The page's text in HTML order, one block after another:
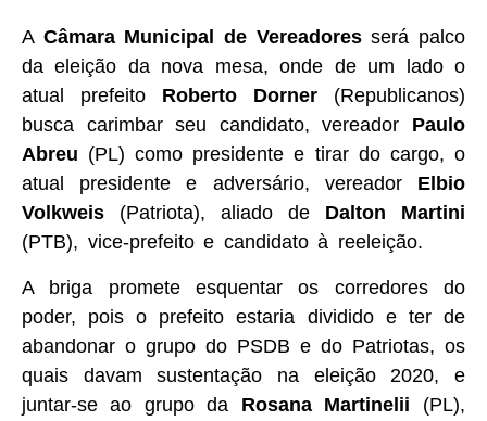
A Câmara Municipal de Vereadoresserá palco
da eleição da nova mesa, onde de um lado o
atual prefeito Roberto Dorner (Republicanos)
busca carimbar seu candidato, vereador Paulo
Abreu (PL) como presidente e tirar do cargo, o
atual presidente e adversário, vereador Elbio
Volkweis (Patriota), aliado de Dalton Martini
(PTB), vice-prefeito e candidato à reeleição.
A briga promete esquentar os corredores do
poder, pois o prefeito estaria dividido e ter de
abandonar o grupo do PSDB e do Patriotas, os
quais davam sustentação na eleição 2020, e
juntar-se ao grupo da Rosana Martinelii (PL),